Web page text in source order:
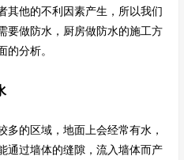
其他的不利因素产生，所以我们
要做防水，厨房做防水的施工方
分析。
的区域，地面上会经常有水，
通过墙体的缝隙，流入墙体而产